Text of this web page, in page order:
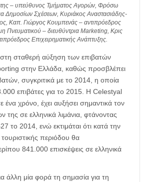
– υπεύθυνος Τμήματος Αγορών, Φρόσω
Δημοσίων Σχέσεων, Κυριάκος Αναστασιάδης-
Καπ. Γιώργος Κουμπενάς – αντιπρόεδρος
Πνευματικού – διευθύντρια Marketing, Κρις
Επιχειρηματικής Ανάπτυξης.
σταθερή αύξηση των επιβατών
στην Ελλάδα, καθώς προσβλέπει
συγκριτικά με το 2014, η οποία
επιβάτες για το 2015. Η Celestyal
χρόνο, έχει αυξήσει σημαντικά τον
της σε ελληνικά λιμάνια, φτάνοντας
το 2014, ενώ εκτιμάται ότι κατά την
τουριστικής περιόδου θα
841.000 επισκέψεις σε ελληνικά
άλλη μία φορά τη σημασία για τη